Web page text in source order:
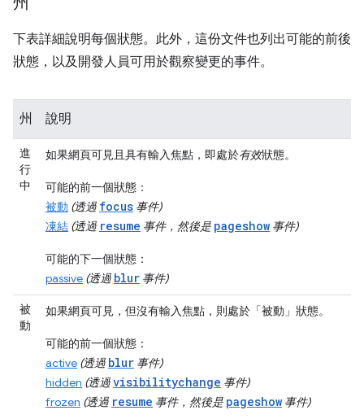
下表詳細說明每個狀態。此外，這份文件也列出可能的前後
狀態，以及開發人員可用於觀察變更的事件。
州 說明
進
行
中
如果網頁可見且具有輸入焦點，即處於有效狀態。
可能的前一個狀態：
被動 (透過 focus 事件)
凍結 (透過 resume 事件，然後是 pageshow 事件)
可能的下一個狀態：
passive (透過 blur 事件)
被
動
如果網頁可見，但沒有輸入焦點，則處於「被動」 狀態。
可能的前一個狀態：
active (透過 blur 事件)
hidden (透過visibilitychange 事件)
frozen (透過 resume 事件，然後是 pageshow 事件)